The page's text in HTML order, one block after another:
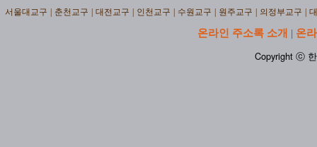
서울대교구 춘천교구 대전교구 인천교구 수원교구 원주교구 의정부교구
온라인 주소록 소개 | 온
Copyright ⓒ